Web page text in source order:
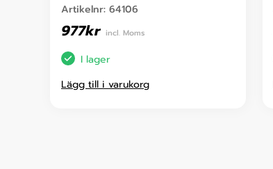
Artikelnr: 64106
977kr incl. Moms
I lager
Lägg till i varukorg